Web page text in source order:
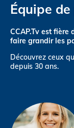
Équipe
CCAP.Tv est fière
faire grandir les
Découvrez ceux
depuis 30 ans.